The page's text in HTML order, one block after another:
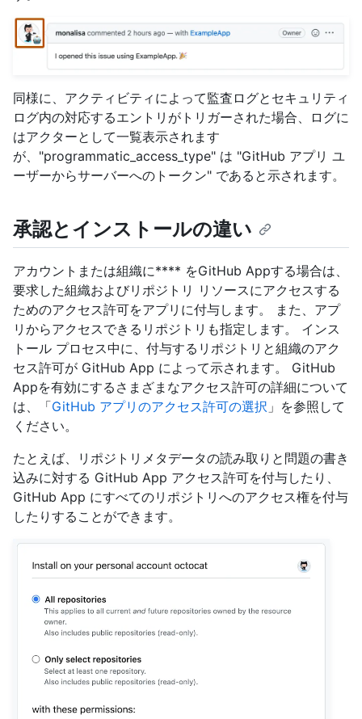
同様に、アクティビティによって監査ログとセキュリティ
ログ内の対応するエントリがトリガーされた場合、ログに
はアクターとして一覧表示されます
が、"programmatic_access_type" は "GitHub アプリ ユ
ーザーからサーバーへのトークン" であると示されます。
承認とインストールの違い
アカウントまたは組織に**** をGitHub Appする場合は、
要求した組織およびリポジトリ リソースにアクセスする
ためのアクセス許可をアプリに付与します。 また、アプ
リからアクセスできるリポジトリも指定します。 インス
トール プロセス中に、付与するリポジトリと組織のアク
セス許可が GitHub App によって示されます。 GitHub
Appを有効にするさまざまなアクセス許可の詳細について
は、「GitHub アプリのアクセス許可の選択 」を参照して
ください。
たとえば、リポジトリメタデータの読み取りと問題の書き
込みに対する GitHub App アクセス許可を付与したり、
GitHub App にすべてのリポジトリへのアクセス権を付与
したりすることができます。